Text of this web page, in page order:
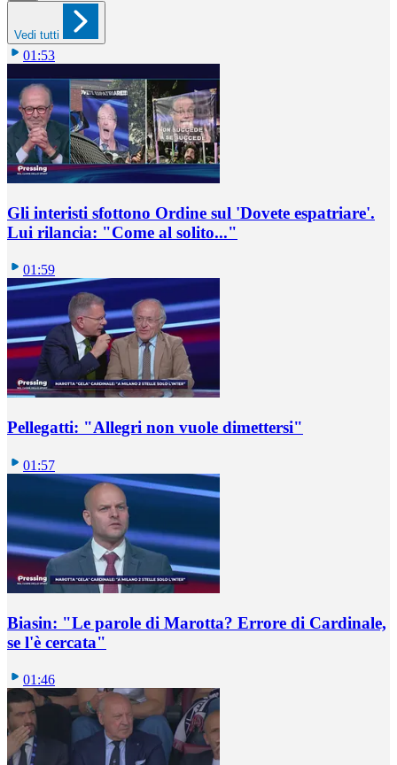
Vedi tutti
01:53
Gli interisti sfottono Ordine sul 'Dovete espatriare'.
Lui rilancia: "Come al solito..."
01:59
Pellegatti: "Allegri non vuole dimettersi"
01:57
Biasin: "Le parole di Marotta? Errore di Cardinale,
se l'è cercata"
01:46